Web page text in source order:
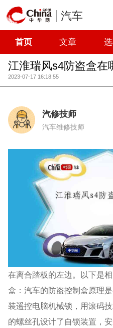
汽车
首页 文章
江淮瑞风s4防盗盒在
2023-07-17 16:18:55
汽修技师
汽车维修技师
在离合踏板的左边。以下是
盒：汽车的防盗控制盒原理
装遥控电脑机械锁，用滚码
的螺丝孔设计了自锁装置，